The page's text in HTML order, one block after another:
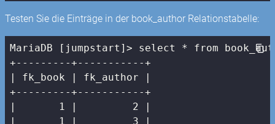
Testen Sie die Einträge in der book_author Relationstabelle:
MariaDB [jumpstart]> select * from
| fk_book |
fk_author
|
+---------+-----------+
|
1
|         2 |
|       1 |
3
|